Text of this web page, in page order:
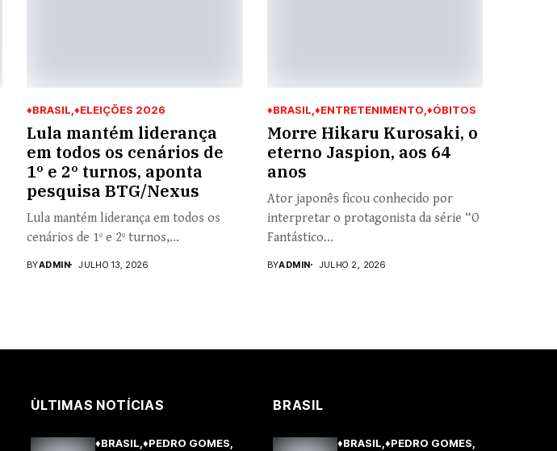
♦BRASIL ♦ELEIÇÕES 2026
Lula mantém liderança
em todos os cenários de
1º e 2º turnos, aponta
pesquisa BTG/Nexus
Lula mantém liderança em todos os
cenários de 1º e 2º turnos,...
BYADMIN JULHO 13, 2026
♦BRASIL ♦ENTRETENIMENTO ♦ÓBITOS
Morre Hikaru Kurosaki, o
eterno Jaspion, aos 64
anos
Ator japonês ficou conhecido por
interpretar o protagonista da série “O
Fantástico...
BYADMIN JULHO 2, 2026
ÙLTIMAS NOTÍCIAS
♦BRASIL ♦PEDRO GOMES
BRASIL
♦BRASIL ♦PEDRO GOMES